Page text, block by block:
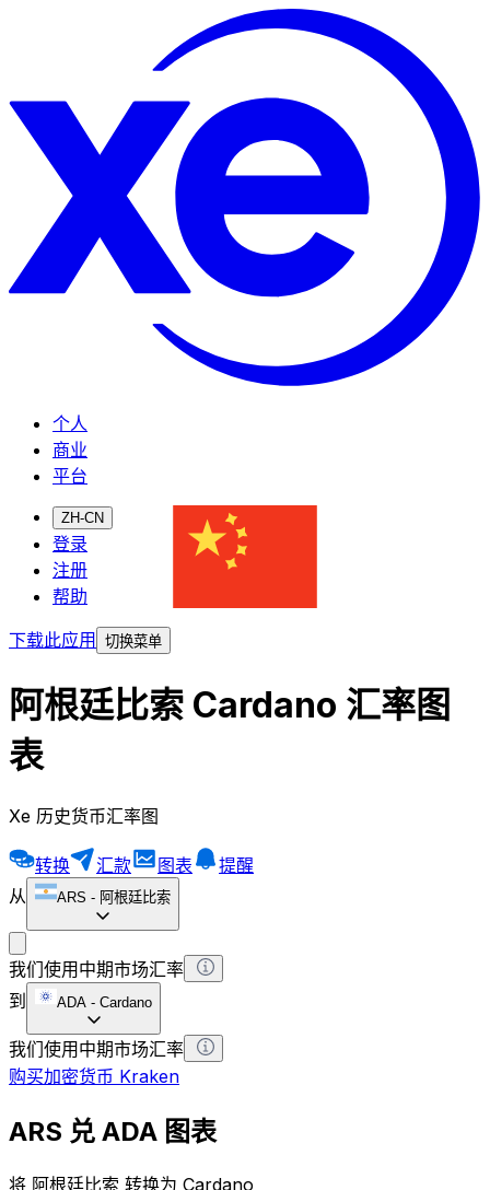
个人
商业
平台
ZH-CN
登录
注册
帮助
下载此应用
切换菜单
阿根廷比索 Cardano 汇率图
表
Xe 历史货币汇率图
转换 汇款 图表
提醒
从
ARS - 阿根廷比索
我们使用中期市场汇率
到
ADA - Cardano
我们使用中期市场汇率
购买加密货币 Kraken
ARS 兑 ADA 图表
将 阿根廷比索 转换为 Cardano